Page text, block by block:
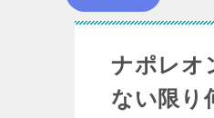
ナポレオ
ない限り